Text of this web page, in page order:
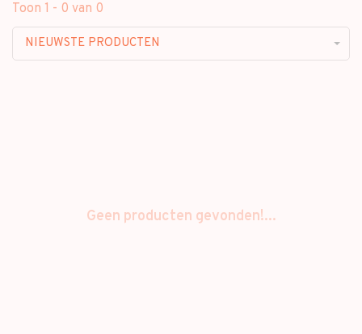
Toon 1 - 0 van 0
NIEUWSTE PRODUCTEN
Geen producten gevonden!...